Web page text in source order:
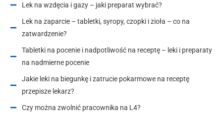
Lek na wzdęcia i gazy – jaki preparat wybrać?
Lek na zaparcie – tabletki, syropy, czopki i zioła – co na
zatwardzenie?
Tabletki na pocenie i nadpotliwość na receptę – leki i preparaty
na nadmierne pocenie
Jakie leki na biegunkę i zatrucie pokarmowe na receptę
przepisze lekarz?
Czy można zwolnić pracownika na L4?